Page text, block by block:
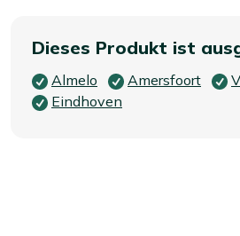
Dieses Produkt ist
Almelo Amersfoort
Eindhoven